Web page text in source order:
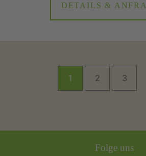
DETAILS &
1 2 3
Folge uns